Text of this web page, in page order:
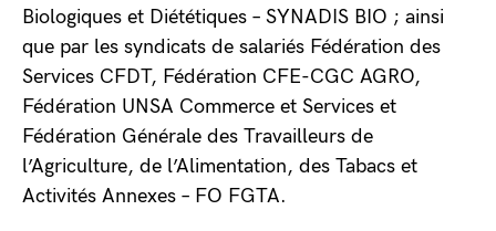
Biologiques et Diététiques – SYNADIS BIO ; ainsi
que par les syndicats de salariés Fédération des
Services CFDT, Fédération CFE-CGC AGRO,
Fédération UNSA Commerce et Services et
Fédération Générale des Travailleurs de
l’Agriculture, de l’Alimentation, des Tabacs et
Activités Annexes – FO FGTA.